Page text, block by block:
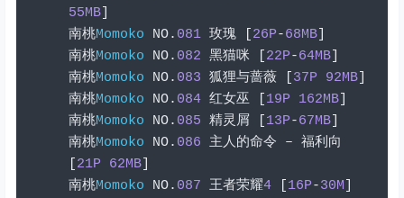
55MB]
南桃Momoko NO. 081 玫瑰 26P-68MB]
南桃Momoko NO. 082 黑猫咪 22P-64MB]
南桃Momoko NO. 083 狐狸与蔷薇 37P 92MB]
南桃Momoko NO. 084 红女巫 19P 162MB]
南桃Momoko NO. 085 精灵屑 13P-67MB]
南桃Momoko NO. 086 主人的命令 – 福利向
21P 62MB]
南桃Momoko NO. 087 王者荣耀4 16P-30M